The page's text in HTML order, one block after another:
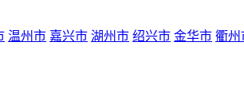
温州市 嘉兴市 湖州市 绍兴市 金华市 衢州